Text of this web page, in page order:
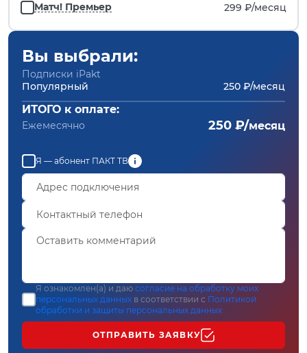
Матч! Премьер 299 ₽/месяц
Вы выбрали:
Подписки iPakt
Популярный
250 ₽/месяц
ИТОГО к оплате:
Ежемесячно 250 ₽/месяц
Я — абонент ПАКТ ТВ
Я ознакомлен(а) и даю согласие на обработку моих
персональных данных в соответствии с Политикой
обработки и защиты персональных данных
ОТПРАВИТЬ ЗАЯВКУ